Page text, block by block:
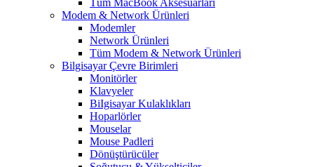
Tüm MacBook Aksesuarları
Modem & Network Ürünleri
Modemler
Network Ürünleri
Tüm Modem & Network Ürünleri
Bilgisayar Çevre Birimleri
Monitörler
Klavyeler
BiIgisayar Kulaklıkları
Hoparlörler
Mouselar
Mouse Padleri
Dönüştürücüler